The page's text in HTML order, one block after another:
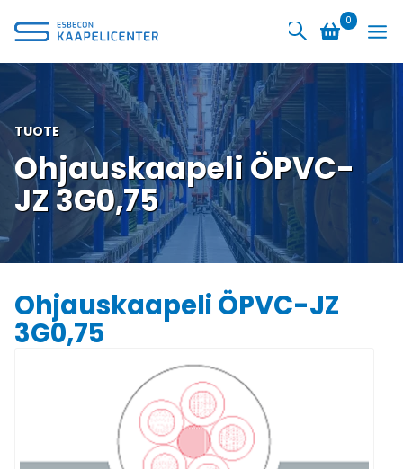
sisältöön
0
TUOTE
Ohjauskaapeli ÖPVC-
JZ 3G0,75
Ohjauskaapeli ÖPVC-JZ
3G0,75